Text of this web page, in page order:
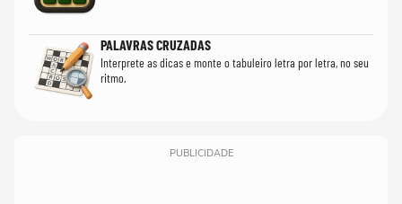
PALAVRAS CRUZADAS
Interprete as dicas e monte o tabuleiro letra por letra, no seu
ritmo.
PUBLICIDADE